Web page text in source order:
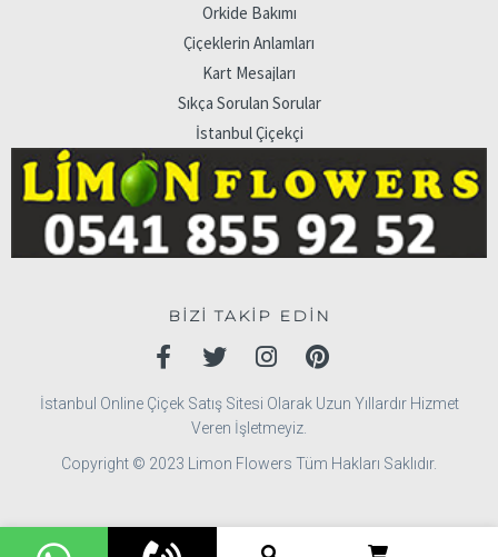
Orkide Bakımı
Çiçeklerin Anlamları
Kart Mesajları
Sıkça Sorulan Sorular
İstanbul Çiçekçi
BİZİ TAKİP EDİN
İstanbul Online Çiçek Satış Sitesi Olarak Uzun Yıllardır Hizmet
Veren İşletmeyiz.
Copyright © 2023 Limon Flowers Tüm Hakları Saklıdır.